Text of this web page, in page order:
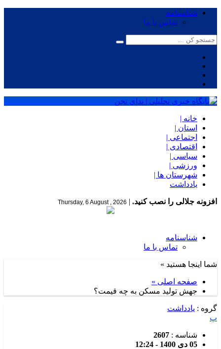
شناسنامه
تماس با ما
خانه |
استان |
اجتماعی |
اقتصادی |
سیاسی |
ورزشی |
شهرستان ها |
یادداشت
افزونه جلالی را نصب کنید. |
Thursday, 6 August , 2026
شناسنامه
تماس با ما
شما اینجا هستید »
صفحه اصلی »
جهش تولید مسکن به چه قیمت؟
گروه : یادداشت
پ
شناسه : 2607
05 دی 1400 - 12:24